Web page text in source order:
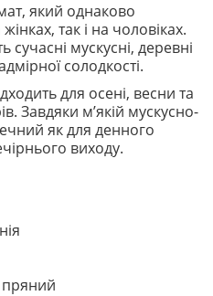
який однаково
так і на чоловіках.
сучасні мускусні, деревні
солодкості.
для осені, весни та
Завдяки м’якій мускусно-
як для денного
виходу.